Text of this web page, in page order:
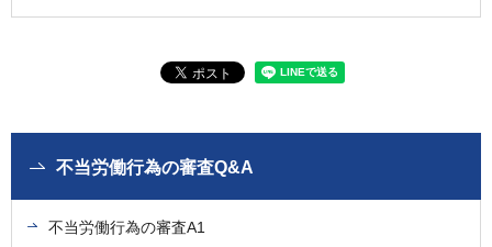
不当労働行為の審査Q&A
不当労働行為の審査A1